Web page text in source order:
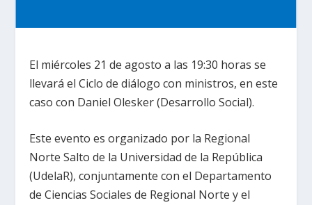
El miércoles 21 de agosto a las 19:30 horas se
llevará el Ciclo de diálogo con ministros, en este
caso con Daniel Olesker (Desarrollo Social).
Este evento es organizado por la Regional
Norte Salto de la Universidad de la República
(UdelaR), conjuntamente con el Departamento
de Ciencias Sociales de Regional Norte y el